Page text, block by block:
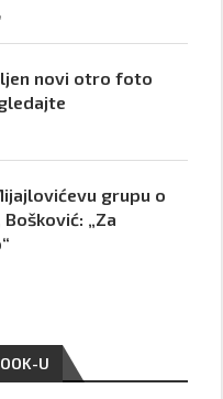
novi otro foto
grupu o
„Za
U